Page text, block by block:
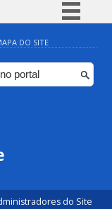
BR
Participe
DO SITE
do Site